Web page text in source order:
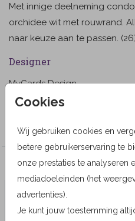
Cookies
Wij gebruiken cookies en
betere gebruikerservaring te
onze prestaties te analyseren
mediadoeleinden (het
advertenties).
Je kunt jouw toestemming
Met innige deelneming
orchidee wit met rouwrand.
naar keuze aan te passen.
Designer
MyCards Design
Collectie
Wenskaarten
Veel gekozen